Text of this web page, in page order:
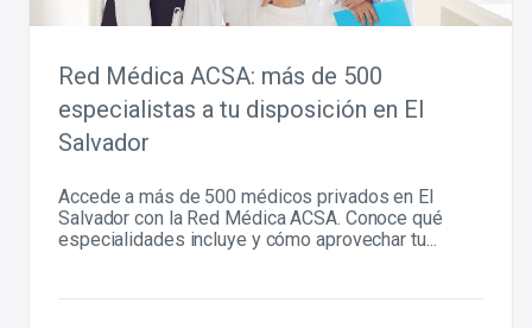
Red Médica ACSA: más de 500
especialistas a tu disposición en El
Salvador
Accede a más de 500 médicos privados en El
Salvador con la Red Médica ACSA. Conoce qué
especialidades incluye y cómo aprovechar tu...